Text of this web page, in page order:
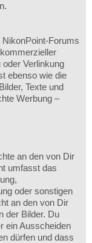
Forums
Verlinkung
ebenso wie die
Texte und
Werbung –
an den von Dir
umfasst das
oder sonstigen
an den von Dir
der Bilder. Du
ein Ausscheiden
dürfen und dass